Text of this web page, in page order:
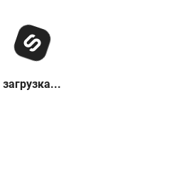
загрузка...